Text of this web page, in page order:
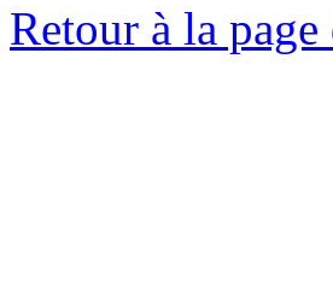
Retour à la page